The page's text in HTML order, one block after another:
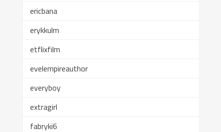
ericbana
erykkulm
etflixfilm
evelempireauthor
everyboy
extragirl
fabryki6